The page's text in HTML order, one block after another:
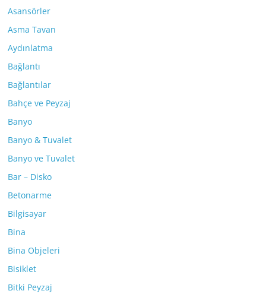
Asansörler
Asma Tavan
Aydınlatma
Bağlantı
Bağlantılar
Bahçe ve Peyzaj
Banyo
Banyo & Tuvalet
Banyo ve Tuvalet
Bar – Disko
Betonarme
Bilgisayar
Bina
Bina Objeleri
Bisiklet
Bitki Peyzaj